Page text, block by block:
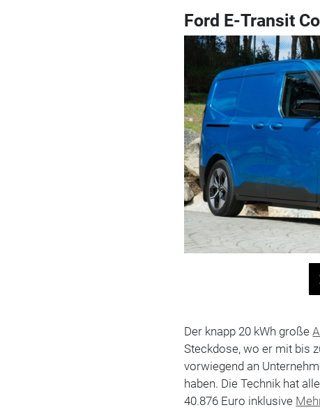
Ford E-Transit
Der knapp 20 kWh große
Steckdose, wo er mit bis
vorwiegend an
haben. Die Technik hat
40.876 Euro inklusive